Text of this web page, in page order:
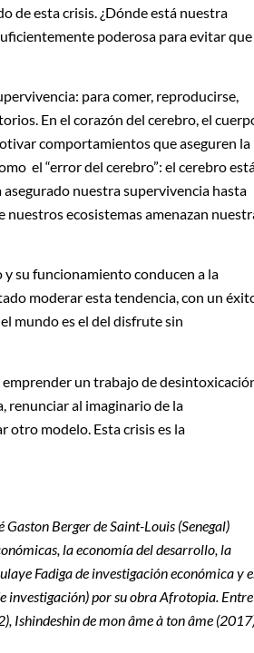
de esta crisis. ¿Dónde está nuestra
poderosa para evitar que
para comer, reproducirse,
En el corazón del cerebro, el
comportamientos que aseguren la
el “error del cerebro”: el cerebro
nuestra supervivencia hasta
nuestros ecosistemas amenazan
su funcionamiento conducen a la
moderar esta tendencia, con un
mundo es el del disfrute sin
un trabajo de
renunciar al imaginario de la
otro modelo. Esta crisis es la
Berger de Saint-Louis (Senegal)
la economía del desarrollo, la
Fadiga de investigación económica y
investigación) por su obra Afrotopia. Entre
Ishindeshin de mon âme à ton âme